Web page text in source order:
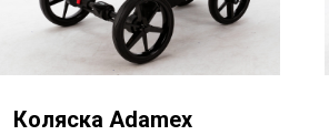
Коляска Adamex